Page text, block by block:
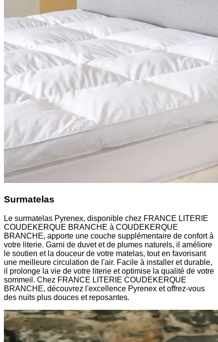
Surmatelas
Le surmatelas Pyrenex, disponible chez FRANCE LITERIE
COUDEKERQUE BRANCHE à COUDEKERQUE
BRANCHE, apporte une couche supplémentaire de confort à
votre literie. Garni de duvet et de plumes naturels, il améliore
le soutien et la douceur de votre matelas, tout en favorisant
une meilleure circulation de l'air. Facile à installer et durable,
il prolonge la vie de votre literie et optimise la qualité de votre
sommeil. Chez FRANCE LITERIE COUDEKERQUE
BRANCHE, découvrez l'excellence Pyrenex et offrez-vous
des nuits plus douces et reposantes.